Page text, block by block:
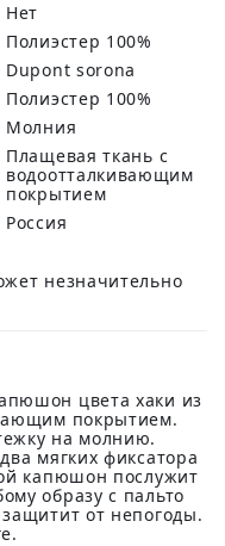
Нет
полиэстер 100%
Dupont sorona
Полиэстер 100%
Молния
Плащевая ткань с
водоотталкивающим
покрытием
Россия
незначительно
цвета хаки из
покрытием.
на молнию.
мягких фиксатора
капюшон послужит
образу с пальто
от непогоды.